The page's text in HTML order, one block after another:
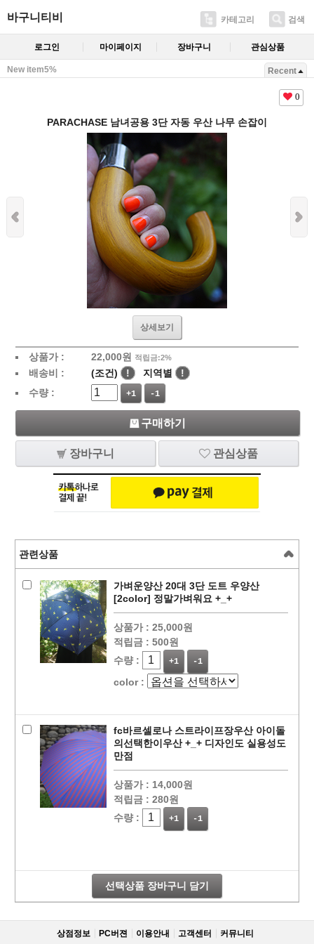
바구니티비 카테고리 검색
로그인 마이페이지 장바구니 관심상품
New item5% Recent
0
PARACHASE 남녀공용 3단 자동 우산 나무 손잡이
상세보기
상품가 : 22,000원 적립금:2%
배송비 : (조건) ! 지역별
!
수량 :
+1 -1
구매하기
장바구니 관심상품
관련상품
가벼운양산 20대 3단 도트 우양산
[2color] 정말가벼워요 +_+
상품가 : 25,000원
적립금 : 500원
수량 :
+1 -1
color :
fc바르셀로나 스트라이프장우산 아이돌
의선택한이우산 +_+ 디자인도 실용성도
만점
상품가 : 14,000원
적립금 : 280원
수량 :
+1 -1
선택상품 장바구니 담기
상점정보 PC버젼 이용안내 고객센터 커뮤니티